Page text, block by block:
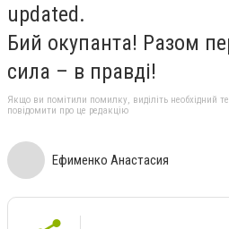
updated.
Бий окупанта! Разом
сила – в правді!
Якщо ви помітили помилку, виділіть необхідний
повідомити про це редакцію
Ефименко Анастасия